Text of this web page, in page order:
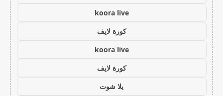
koora live
كورة لايف
koora live
كورة لايف
يلا شوت